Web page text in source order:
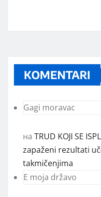
KOMENTARI
Gagi moravac
на TRUD KOJI SE
zapaženi rezultati
takmičenjima
E moja državo